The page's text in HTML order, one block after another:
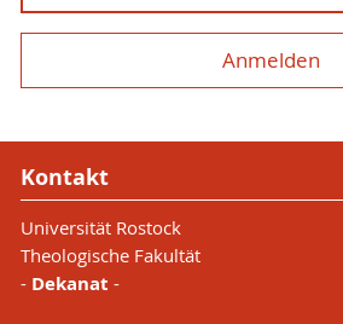
Kontakt
Universität Rostock
Theologische Fakultät
- Dekanat -